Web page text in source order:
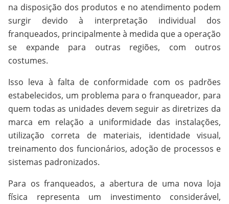
na disposição dos produtos e no atendimento podem
surgir devido à interpretação individual dos
franqueados, principalmente à medida que a operação
se expande para outras regiões, com outros
costumes.
Isso leva à falta de conformidade com os padrões
estabelecidos, um problema para o franqueador, para
quem todas as unidades devem seguir as diretrizes da
marca em relação a uniformidade das instalações,
utilização correta de materiais, identidade visual,
treinamento dos funcionários, adoção de processos e
sistemas padronizados.
Para os franqueados, a abertura de uma nova loja
física representa um investimento considerável,